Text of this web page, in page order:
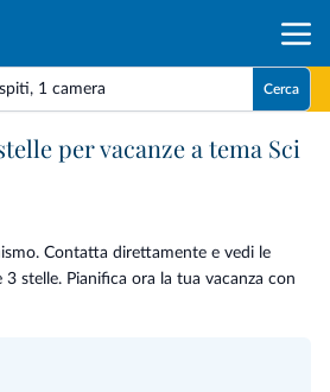
, 1 camera Cerca
per vacanze a tema Sci
Contatta direttamente e vedi le
stelle. Pianifica ora la tua vacanza con